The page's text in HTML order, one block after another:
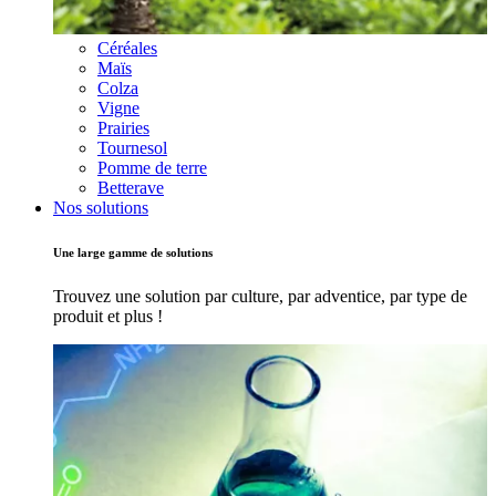
Céréales
Maïs
Colza
Vigne
Prairies
Tournesol
Pomme de terre
Betterave
Nos solutions
Une large gamme de solutions
Trouvez une solution par culture, par adventice, par type de
produit et plus !